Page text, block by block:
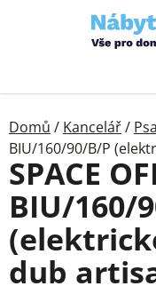
Domů / Kancelář/
BIU/160/90/B/P
SPACE
BIU/160/
dub